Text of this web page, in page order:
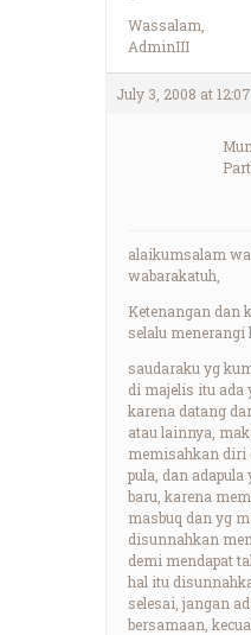
Wassalam,
AdminIII
July 3, 2008 at
alaikumsalam
wabarakatuh,
Ketenangan dan
selalu menerangi
saudaraku yg
di majelis itu ada
karena datang
atau lainnya,
memisahkan diri
pula, dan
baru, karena
masbuq dan yg
disunnahkan
demi mendapat
hal itu
selesai, jangan
bersamaan,